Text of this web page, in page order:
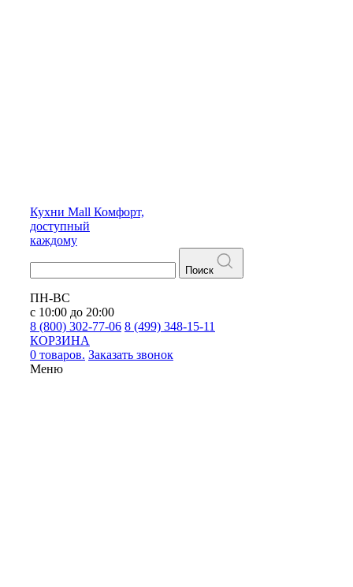
Кухни Mall Комфорт,
доступный
каждому
Поиск
ПН-ВС
с 10:00 до 20:00
8 (800) 302-77-06 8 (499) 348-15-11
КОРЗИНА
0 товаров. Заказать звонок
Меню